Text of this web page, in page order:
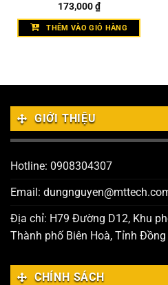
173,000₫
THÊM VÀO GIỎ HÀNG
GIỚI THIỆU
Hotline: 0908304307
Email:
Địa chỉ: H79 Đường D12, Khu
Thành phố Biên Hoà, Tỉnh Đồng
CHÍNH SÁCH